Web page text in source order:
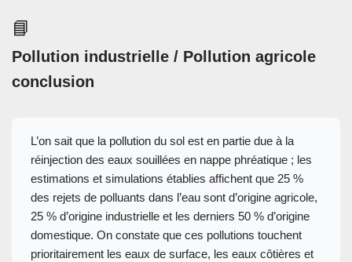
📘
Pollution industrielle / Pollution agricole
conclusion
L’on sait que la pollution du sol est en partie due à la
réinjection des eaux souillées en nappe phréatique ; les
estimations et simulations établies affichent que 25 %
des rejets de polluants dans l’eau sont d’origine agricole,
25 % d’origine industrielle et les derniers 50 % d’origine
domestique. On constate que ces pollutions touchent
prioritairement les eaux de surface, les eaux côtières et